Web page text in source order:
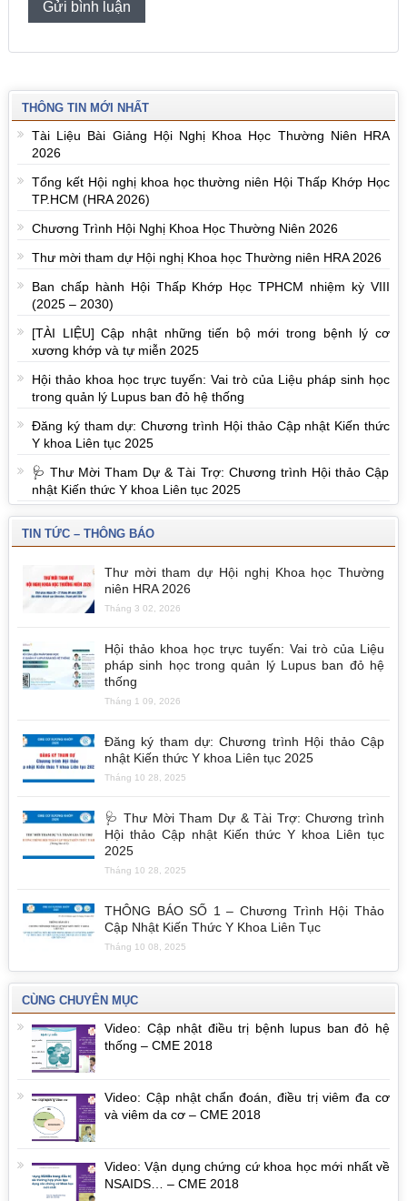
THÔNG TIN MỚI NHẤT
Tài Liệu Bài Giảng Hội Nghị Khoa Học Thường Niên HRA
2026
Tổng kết Hội nghị khoa học thường niên Hội Thấp Khớp Học
TP.HCM (HRA 2026)
Chương Trình Hội Nghị Khoa Học Thường Niên 2026
Thư mời tham dự Hội nghị Khoa học Thường niên HRA 2026
Ban chấp hành Hội Thấp Khớp Học TPHCM nhiệm kỳ VIII
(2025 – 2030)
[TÀI LIỆU] Cập nhật những tiến bộ mới trong bệnh lý cơ
xương khớp và tự miễn 2025
Hội thảo khoa học trực tuyến: Vai trò của Liệu pháp sinh học
trong quản lý Lupus ban đỏ hệ thống
Đăng ký tham dự: Chương trình Hội thảo Cập nhật Kiến thức
Y khoa Liên tục 2025
🩺 Thư Mời Tham Dự & Tài Trợ: Chương trình Hội thảo Cập
nhật Kiến thức Y khoa Liên tục 2025
TIN TỨC – THÔNG BÁO
Thư mời tham dự Hội nghị Khoa học Thường
niên HRA 2026
Tháng 3 02, 2026
Hội thảo khoa học trực tuyến: Vai trò của Liệu
pháp sinh học trong quản lý Lupus ban đỏ hệ
thống
Tháng 1 09, 2026
Đăng ký tham dự: Chương trình Hội thảo Cập
nhật Kiến thức Y khoa Liên tục 2025
Tháng 10 28, 2025
🩺 Thư Mời Tham Dự & Tài Trợ: Chương trình
Hội thảo Cập nhật Kiến thức Y khoa Liên tục
2025
Tháng 10 28, 2025
THÔNG BÁO SỐ 1 – Chương Trình Hội Thảo
Cập Nhật Kiến Thức Y Khoa Liên Tục
Tháng 10 08, 2025
CÙNG CHUYÊN MỤC
Video: Cập nhật điều trị bệnh lupus ban đỏ hệ
thống – CME 2018
Video: Cập nhật chẩn đoán, điều trị viêm đa cơ
và viêm da cơ – CME 2018
Video: Vận dụng chứng cứ khoa học mới nhất về
NSAIDS… – CME 2018